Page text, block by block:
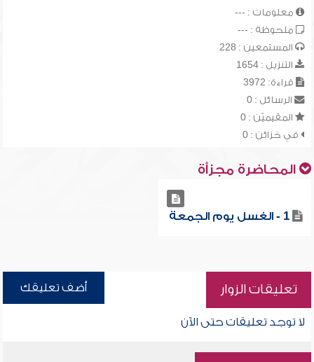
معلومات : ---
ملحوظة : ---
المستمعين : 228
التنزيل : 1654
قراءة: 3972
الرسائل : 0
المقيميّن : 0
في خزائن : 0
المحاضرة مجزأة
1 - الغسل يوم الجمعة
تعليقات الزوار أضف تعليقك
لا توجد تعليقات حتى الآن